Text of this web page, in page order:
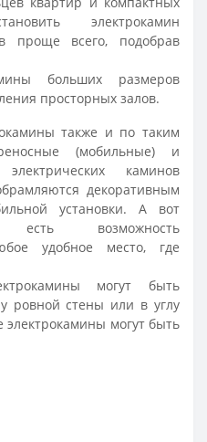
электрокамин
проще всего, подобрав
больших размеров
просторных залов.
также и по таким
(мобильные) и
каминов
декоративным
установки. А вот
возможность
удобное место, где
могут быть
ровной стены или в углу
могут быть